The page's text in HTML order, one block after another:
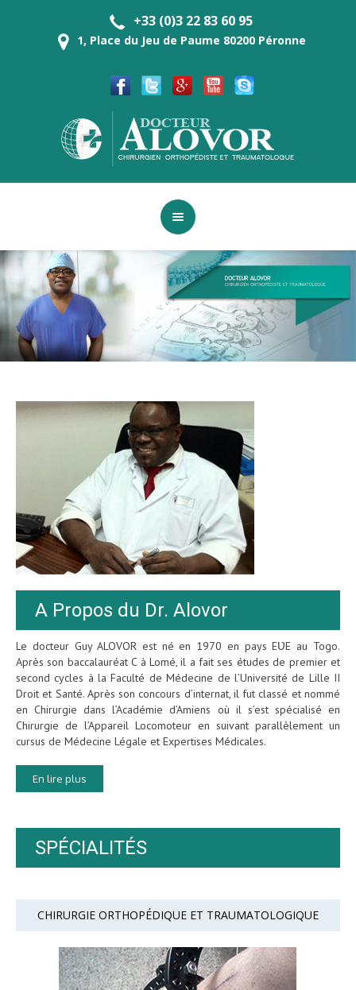
+33 (0)3 22 83 60 95
1, Place du Jeu de Paume 80200 Péronne
A Propos du Dr. Alovor
Le docteur Guy ALOVOR est né en 1970 en pays EƲE au Togo.
Après son baccalauréat C à Lomé, il a fait ses études de premier et
second cycles à la Faculté de Médecine de l’Université de Lille II
Droit et Santé. Après son concours d’internat, il fut classé et nommé
en Chirurgie dans l’Académie d’Amiens où il s’est spécialisé en
Chirurgie de l’Appareil Locomoteur en suivant parallèlement un
cursus de Médecine Légale et Expertises Médicales.
En lire plus
SPÉCIALITÉS
CHIRURGIE ORTHOPÉDIQUE ET TRAUMATOLOGIQUE